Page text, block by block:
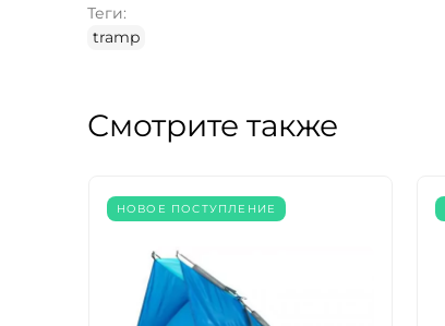
Теги:
tramp
Смотрите также
НОВОЕ ПОСТУПЛЕНИЕ